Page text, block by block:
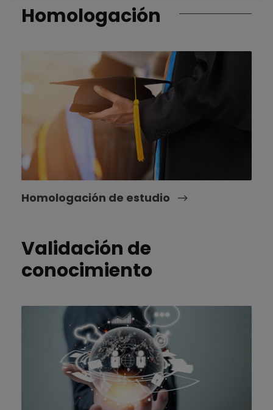
Homologación
Homologación de estudio
Validación de
conocimiento